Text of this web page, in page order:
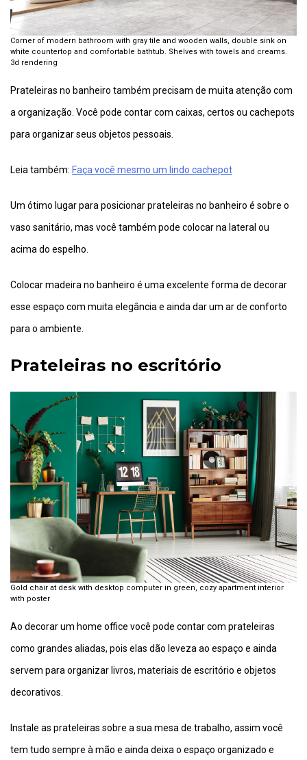
Corner of modern bathroom with gray tile and wooden walls, double sink on
white countertop and comfortable bathtub. Shelves with towels and creams.
3d rendering
Prateleiras no banheiro também precisam de muita atenção com
a organização. Você pode contar com caixas, certos ou cachepots
para organizar seus objetos pessoais.
Leia também: Faça você mesmo um lindo cachepot
Um ótimo lugar para posicionar prateleiras no banheiro é sobre o
vaso sanitário, mas você também pode colocar na lateral ou
acima do espelho.
Colocar madeira no banheiro é uma excelente forma de decorar
esse espaço com muita elegância e ainda dar um ar de conforto
para o ambiente.
Prateleiras no escritório
Gold chair at desk with desktop computer in green, cozy apartment interior
with poster
Ao decorar um home office você pode contar com prateleiras
como grandes aliadas, pois elas dão leveza ao espaço e ainda
servem para organizar livros, materiais de escritório e objetos
decorativos.
Instale as prateleiras sobre a sua mesa de trabalho, assim você
tem tudo sempre à mão e ainda deixa o espaço organizado e